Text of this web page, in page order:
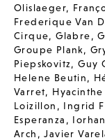
Olislaeger,
Frederique Van
Cirque,Glabre,
Groupe Plank,
Piepskovitz,Guy
Helene Beutin,
Varret, Hyacinthe
Loizillon , Ingrid
Esperanza ,
Arch ,Javier